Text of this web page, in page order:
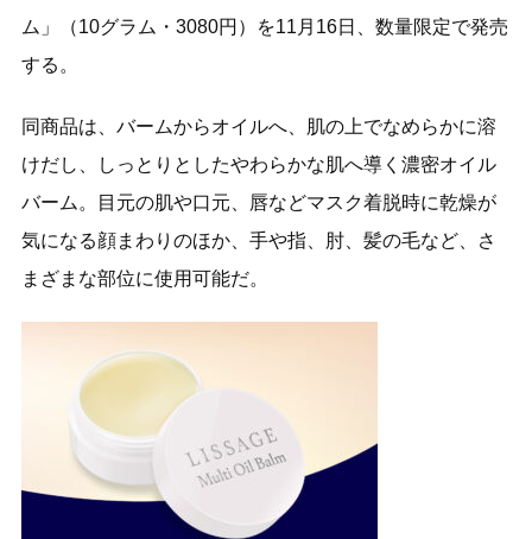
ム」（10グラム・3080円）を11月16日、数量限定で発売
する。
同商品は、バームからオイルへ、肌の上でなめらかに溶
けだし、しっとりとしたやわらかな肌へ導く濃密オイル
バーム。目元の肌や口元、唇などマスク着脱時に乾燥が
気になる顔まわりのほか、手や指、肘、髪の毛など、さ
まざまな部位に使用可能だ。